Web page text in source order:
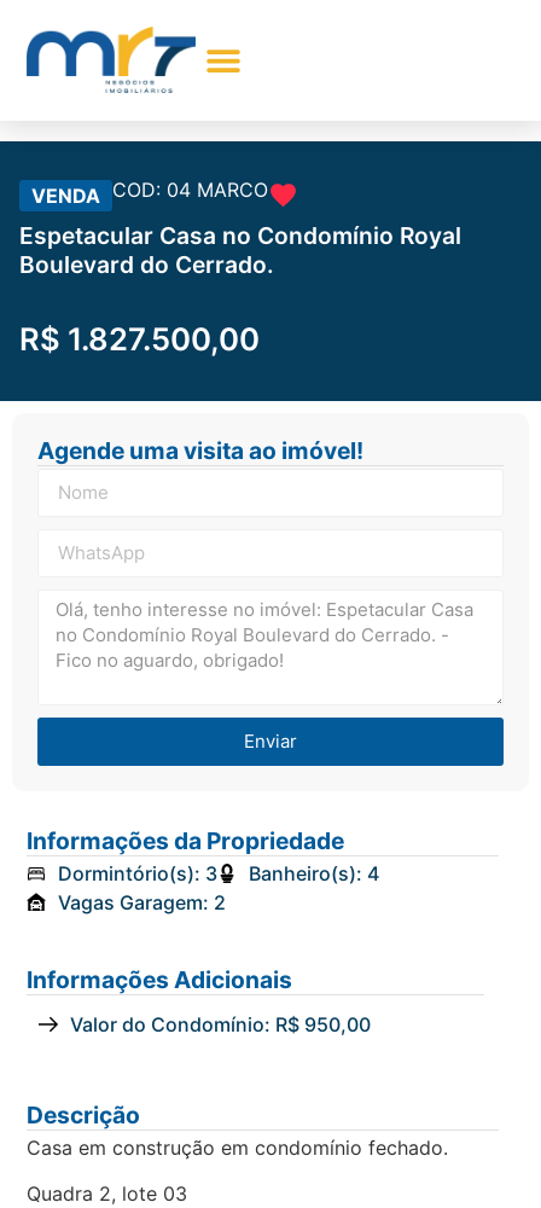
VENDA COD: 04 MARCO
Espetacular Casa no Condomínio Royal
Boulevard do Cerrado.
R$ 1.827.500,00
Agende uma visita ao imóvel!
Enviar
Informações da Propriedade
Dormintório(s): 3
Banheiro(s): 4
Vagas Garagem: 2
Informações Adicionais
Valor do Condomínio: R$ 950,00
Descrição
Casa em construção em condomínio fechado.
Quadra 2, lote 03